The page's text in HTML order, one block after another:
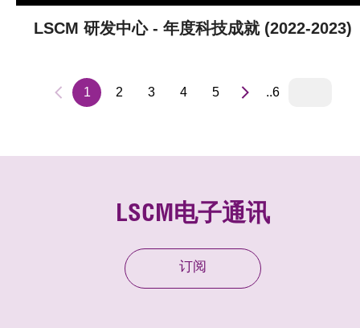
LSCM 研发中心 - 年度科技成就 (2022-2023)
1 2 3 4 5 ..6
LSCM电子通讯
订阅